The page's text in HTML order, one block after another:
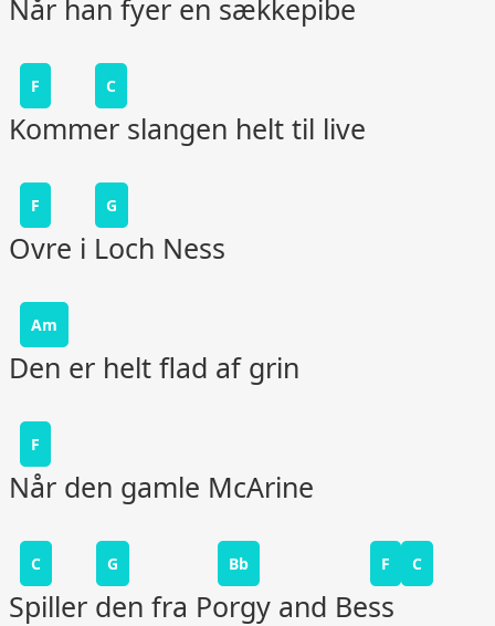
Når han fyer en sækkepibe
F C
Kommer slangen helt til live
F G
Ovre i Loch Ness
Am
Den er helt flad af grin
F
Når den gamle McArine
C G Bb F C
Spiller den fra Porgy and Bess